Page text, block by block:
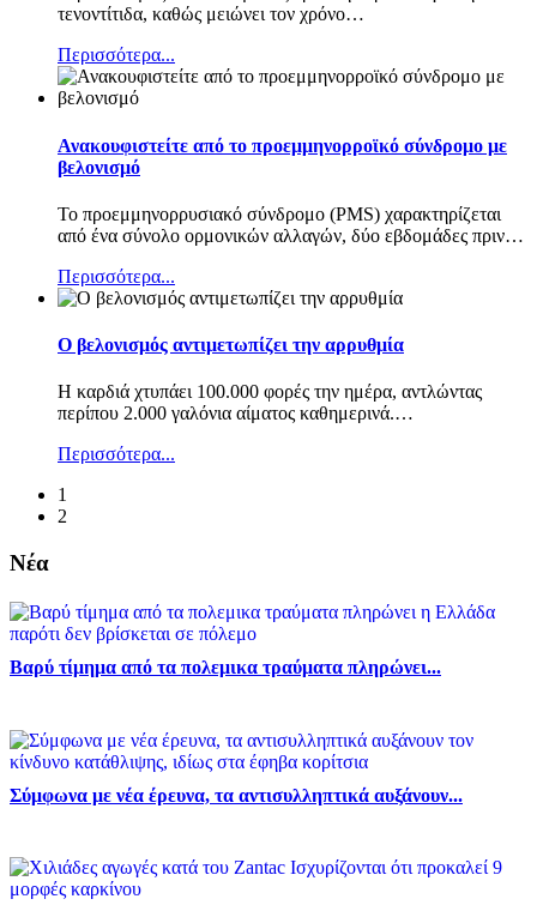
τενοντίτιδα, καθώς μειώνει τον χρόνο…
Περισσότερα...
Ανακουφιστείτε από το προεμμηνορροϊκό σύνδρομο με
βελονισμό
Το προεμμηνορρυσιακό σύνδρομο (PMS) χαρακτηρίζεται
από ένα σύνολο ορμονικών αλλαγών, δύο εβδομάδες πριν…
Περισσότερα...
Ο βελονισμός αντιμετωπίζει την αρρυθμία
Η καρδιά χτυπάει 100.000 φορές την ημέρα, αντλώντας
περίπου 2.000 γαλόνια αίματος καθημερινά.…
Περισσότερα...
1
2
Νέα
Βαρύ τίμημα από τα πολεμικα τραύματα πληρώνει...
Σύμφωνα με νέα έρευνα, τα αντισυλληπτικά αυξάνουν...